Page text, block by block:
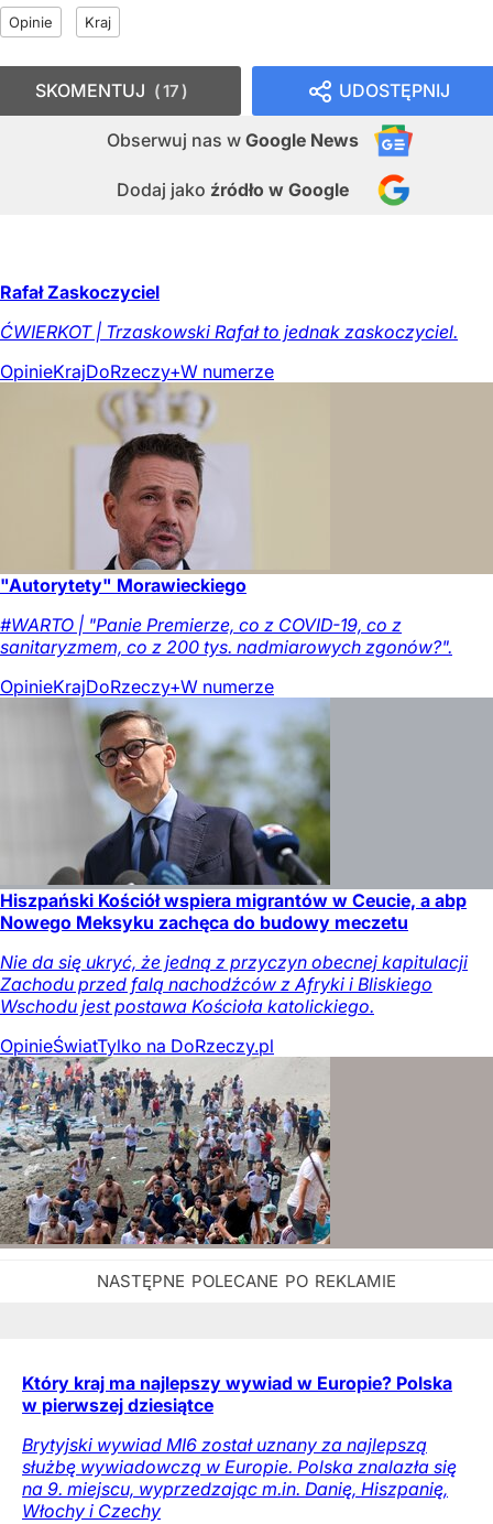
Opinie Kraj
UDOSTĘPNIJ
Obserwuj nas w Google News
Dodaj jako źródło w Google
SKOMENTUJ 17
Rafał Zaskoczyciel
ĆWIERKOT | Trzaskowski Rafał to jednak zaskoczyciel.
OpinieKrajDoRzeczy+W numerze
"Autorytety" Morawieckiego
#WARTO | "Panie Premierze, co z COVID-19, co z
sanitaryzmem, co z 200 tys. nadmiarowych zgonów?".
OpinieKrajDoRzeczy+W numerze
Hiszpański Kościół wspiera migrantów w Ceucie, a abp
Nowego Meksyku zachęca do budowy meczetu
Nie da się ukryć, że jedną z przyczyn obecnej kapitulacji
Zachodu przed falą nachodźców z Afryki i Bliskiego
Wschodu jest postawa Kościoła katolickiego.
OpinieŚwiatTylko na DoRzeczy.pl
Który kraj ma najlepszy wywiad w Europie? Polska
w pierwszej dziesiątce
Brytyjski wywiad MI6 został uznany za najlepszą
służbę wywiadowczą w Europie. Polska znalazła się
na 9. miejscu, wyprzedzając m.in. Danię, Hiszpanię,
Włochy i Czechy